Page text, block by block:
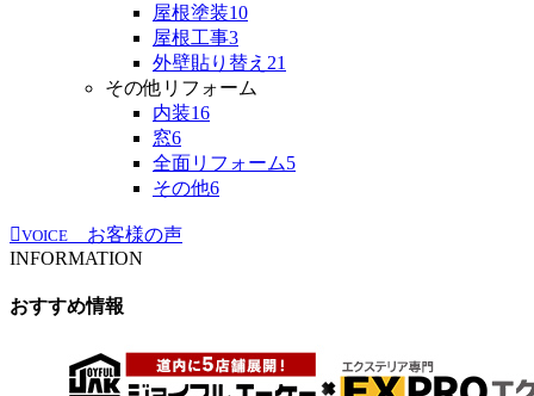
屋根塗装10
屋根工事3
外壁貼り替え 21
その他リフォーム
内装16
窓6
全面リフォーム5
その他6
VOICE
お客様の声
INFORMATION
おすすめ情報